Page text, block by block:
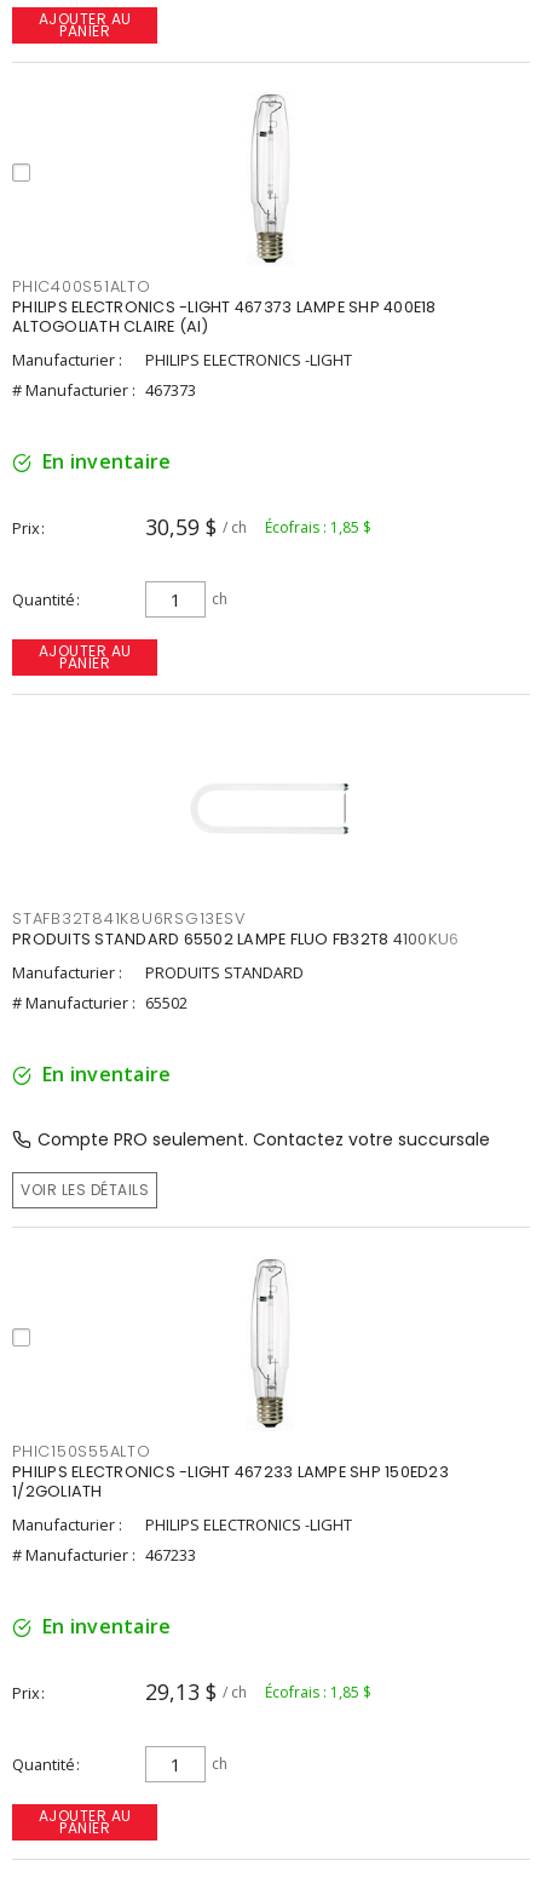
AJOUTER AU
PANIER
PHIC400S51ALTO
PHILIPS ELECTRONICS -LIGHT 467373 LAMPE SHP 400E18
ALTOGOLIATH CLAIRE (AI)
Manufacturier :
PHILIPS ELECTRONICS -LIGHT
# Manufacturier : 467373
En inventaire
Prix 30,59 $ / ch Écofrais : 1,85 $
Quantité ch
AJOUTER AU
PANIER
STAFB32T841K8U6RSG13ESV
PRODUITS STANDARD 65502 LAMPE FLUO FB32T8 4100KU6
Manufacturier :
PRODUITS STANDARD
# Manufacturier : 65502
En inventaire
Compte PRO seulement. Contactez votre succursale
VOIR LES DÉTAILS
PHIC150S55ALTO
PHILIPS ELECTRONICS -LIGHT 467233 LAMPE SHP 150ED23
1/2GOLIATH
Manufacturier :
PHILIPS ELECTRONICS -LIGHT
# Manufacturier : 467233
En inventaire
Prix 29,13 $ / ch Écofrais : 1,85 $
Quantité ch
AJOUTER AU
PANIER